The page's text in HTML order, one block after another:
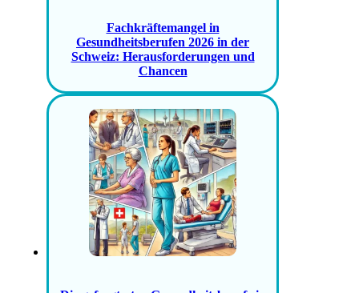
Fachkräftemangel in
Gesundheitsberufen 2026 in der
Schweiz: Herausforderungen und
Chancen